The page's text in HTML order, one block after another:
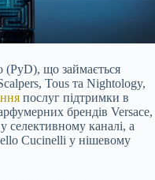
(PyD), що займається
Tous та Nightology,
послуг підтримки в
брендів Versace,
селективному каналі, а
Cucinelli у нішевому